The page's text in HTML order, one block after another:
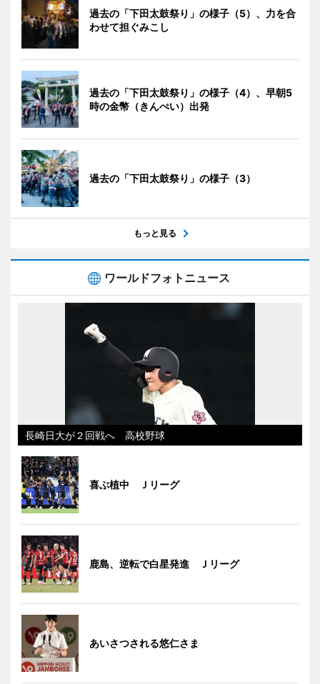
過去の「下田太鼓祭り」の様子（5）、力を合
わせて担ぐみこし
過去の「下田太鼓祭り」の様子（4）、早朝5
時の金幣（きんぺい）出発
過去の「下田太鼓祭り」の様子（3）
もっと見る
ワールドフォトニュース
長崎日大が２回戦へ 高校野球
喜ぶ植中 Ｊリーグ
鹿島、逆転で白星発進 Ｊリーグ
あいさつされる悠仁さま